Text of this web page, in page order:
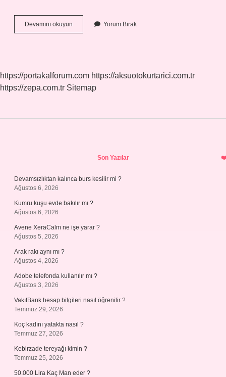
Devamını okuyun
Altın
Yorum Bırak
https://portakalforum.com https://aksuotokurtarici.com.tr
https://zepa.com.tr Sitemap
Son Yazılar
Devamsızlıktan kalınca burs kesilir mi ?
Ağustos 6, 2026
Kumru kuşu evde bakılır mı ?
Ağustos 6, 2026
Avene XeraCalm ne işe yarar ?
Ağustos 5, 2026
Arak rakı aynı mı ?
Ağustos 4, 2026
Adobe telefonda kullanılır mı ?
Ağustos 3, 2026
VakıfBank hesap bilgileri nasıl öğrenilir ?
Temmuz 29, 2026
Koç kadını yatakta nasıl ?
Temmuz 27, 2026
Kebirzade tereyağı kimin ?
Temmuz 25, 2026
50.000 Lira Kaç Man eder ?